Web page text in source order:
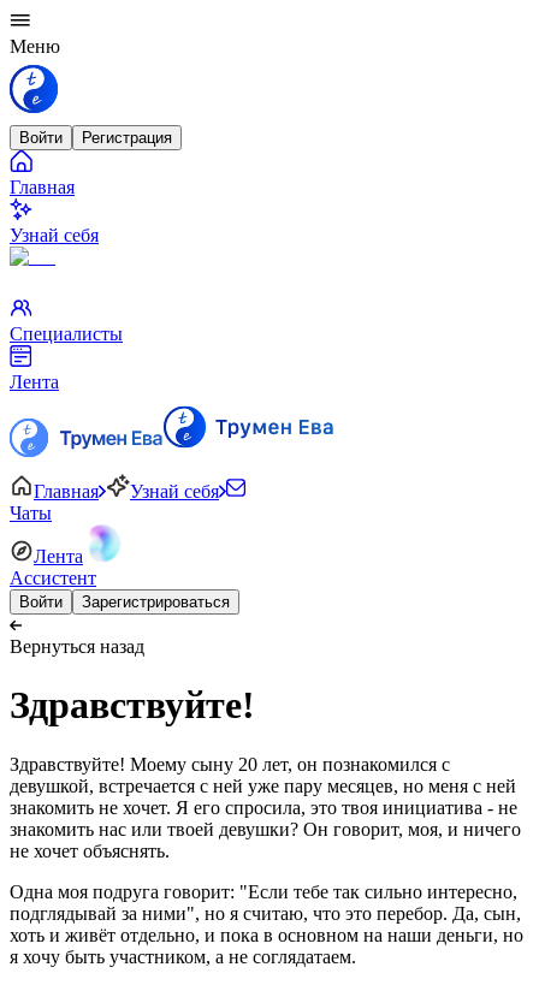
Меню
Войти Регистрация
Главная
Узнай себя
Специалисты
Лента
Главная
Узнай себя
Чаты
Лента
Ассистент
Войти Зарегистрироваться
Вернуться назад
Здравствуйте!
Здравствуйте! Моему сыну 20 лет, он познакомился с
девушкой, встречается с ней уже пару месяцев, но меня с ней
знакомить не хочет. Я его спросила, это твоя инициатива - не
знакомить нас или твоей девушки? Он говорит, моя, и ничего
не хочет объяснять.
Одна моя подруга говорит: "Если тебе так сильно интересно,
подглядывай за ними", но я считаю, что это перебор. Да, сын,
хоть и живёт отдельно, и пока в основном на наши деньги, но
я хочу быть участником, а не соглядатаем.